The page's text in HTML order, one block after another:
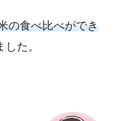
の食べ比べができ
た。